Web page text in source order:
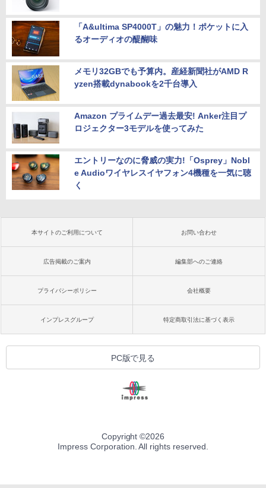
「A&ultima SP4000T」の魅力！ポケットに入
るオーディオの醍醐味
メモリ32GBでも予算内。産経新聞社がAMD R
yzen搭載dynabookを2千台導入
Amazon プライムデー過去最安! Anker注目プ
ロジェクター3モデルを使ってみた
エントリーなのに脅威の実力!「Osprey」Nobl
e Audioワイヤレスイヤフォン4機種を一気に聴
く
本サイトのご利用について お問い合わせ
広告掲載のご案内 編集部へのご連絡
プライバシーポリシー 会社概要
インプレスグループ 特定商取引法に基づく表示
PC版で見る
Copyright ©2026
Impress Corporation. All rights reserved.